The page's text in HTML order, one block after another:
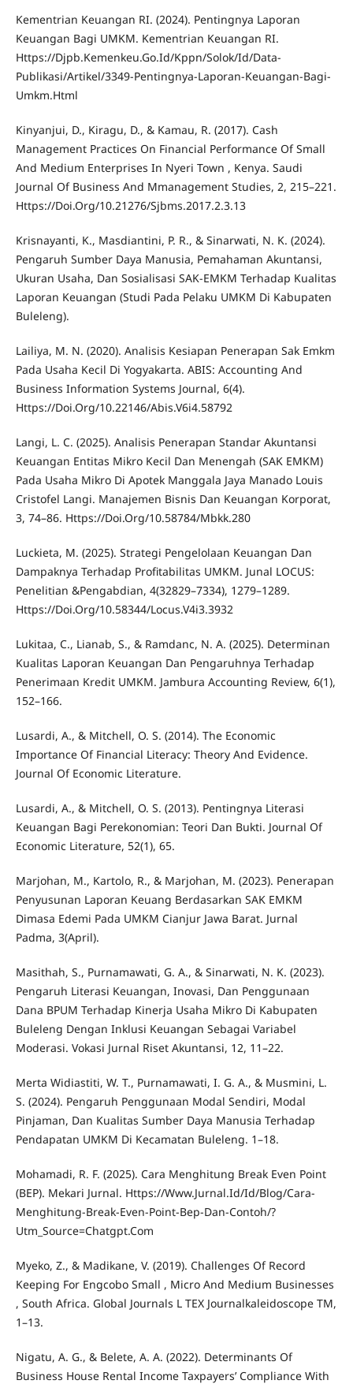
Kementrian Keuangan RI. (2024). Pentingnya Laporan
Keuangan Bagi UMKM. Kementrian Keuangan RI.
Https://Djpb.Kemenkeu.Go.Id/Kppn/Solok/Id/Data-
Publikasi/Artikel/3349-Pentingnya-Laporan-Keuangan-Bagi-
Umkm.Html
Kinyanjui, D., Kiragu, D., & Kamau, R. (2017). Cash
Management Practices On Financial Performance Of Small
And Medium Enterprises In Nyeri Town , Kenya. Saudi
Journal Of Business And Mmanagement Studies, 2, 215–221.
Https://Doi.Org/10.21276/Sjbms.2017.2.3.13
Krisnayanti, K., Masdiantini, P. R., & Sinarwati, N. K. (2024).
Pengaruh Sumber Daya Manusia, Pemahaman Akuntansi,
Ukuran Usaha, Dan Sosialisasi SAK-EMKM Terhadap Kualitas
Laporan Keuangan (Studi Pada Pelaku UMKM Di Kabupaten
Buleleng).
Lailiya, M. N. (2020). Analisis Kesiapan Penerapan Sak Emkm
Pada Usaha Kecil Di Yogyakarta. ABIS: Accounting And
Business Information Systems Journal, 6(4).
Https://Doi.Org/10.22146/Abis.V6i4.58792
Langi, L. C. (2025). Analisis Penerapan Standar Akuntansi
Keuangan Entitas Mikro Kecil Dan Menengah (SAK EMKM)
Pada Usaha Mikro Di Apotek Manggala Jaya Manado Louis
Cristofel Langi. Manajemen Bisnis Dan Keuangan Korporat,
3, 74–86. Https://Doi.Org/10.58784/Mbkk.280
Luckieta, M. (2025). Strategi Pengelolaan Keuangan Dan
Dampaknya Terhadap Profitabilitas UMKM. Junal LOCUS:
Penelitian &Pengabdian, 4(32829–7334), 1279–1289.
Https://Doi.Org/10.58344/Locus.V4i3.3932
Lukitaa, C., Lianab, S., & Ramdanc, N. A. (2025). Determinan
Kualitas Laporan Keuangan Dan Pengaruhnya Terhadap
Penerimaan Kredit UMKM. Jambura Accounting Review, 6(1),
152–166.
Lusardi, A., & Mitchell, O. S. (2014). The Economic
Importance Of Financial Literacy: Theory And Evidence.
Journal Of Economic Literature.
Lusardi, A., & Mitchell, O. S. (2013). Pentingnya Literasi
Keuangan Bagi Perekonomian: Teori Dan Bukti. Journal Of
Economic Literature, 52(1), 65.
Marjohan, M., Kartolo, R., & Marjohan, M. (2023). Penerapan
Penyusunan Laporan Keuang Berdasarkan SAK EMKM
Dimasa Edemi Pada UMKM Cianjur Jawa Barat. Jurnal
Padma, 3(April).
Masithah, S., Purnamawati, G. A., & Sinarwati, N. K. (2023).
Pengaruh Literasi Keuangan, Inovasi, Dan Penggunaan
Dana BPUM Terhadap Kinerja Usaha Mikro Di Kabupaten
Buleleng Dengan Inklusi Keuangan Sebagai Variabel
Moderasi. Vokasi Jurnal Riset Akuntansi, 12, 11–22.
Merta Widiastiti, W. T., Purnamawati, I. G. A., & Musmini, L.
S. (2024). Pengaruh Penggunaan Modal Sendiri, Modal
Pinjaman, Dan Kualitas Sumber Daya Manusia Terhadap
Pendapatan UMKM Di Kecamatan Buleleng. 1–18.
Mohamadi, R. F. (2025). Cara Menghitung Break Even Point
(BEP). Mekari Jurnal. Https://Www.Jurnal.Id/Id/Blog/Cara-
Menghitung-Break-Even-Point-Bep-Dan-Contoh/?
Utm_Source=Chatgpt.Com
Myeko, Z., & Madikane, V. (2019). Challenges Of Record
Keeping For Engcobo Small , Micro And Medium Businesses
, South Africa. Global Journals L TEX Journalkaleidoscope TM,
1–13.
Nigatu, A. G., & Belete, A. A. (2022). Determinants Of
Business House Rental Income Taxpayers’ Compliance With